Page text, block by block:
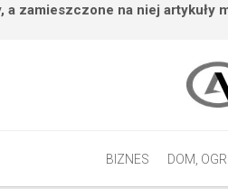
a zamieszczone na niej
BIZNES DOM,